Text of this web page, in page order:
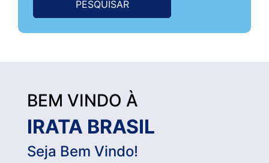
PESQUISAR
BEM VINDO À
IRATA BRASIL
Seja Bem Vindo!